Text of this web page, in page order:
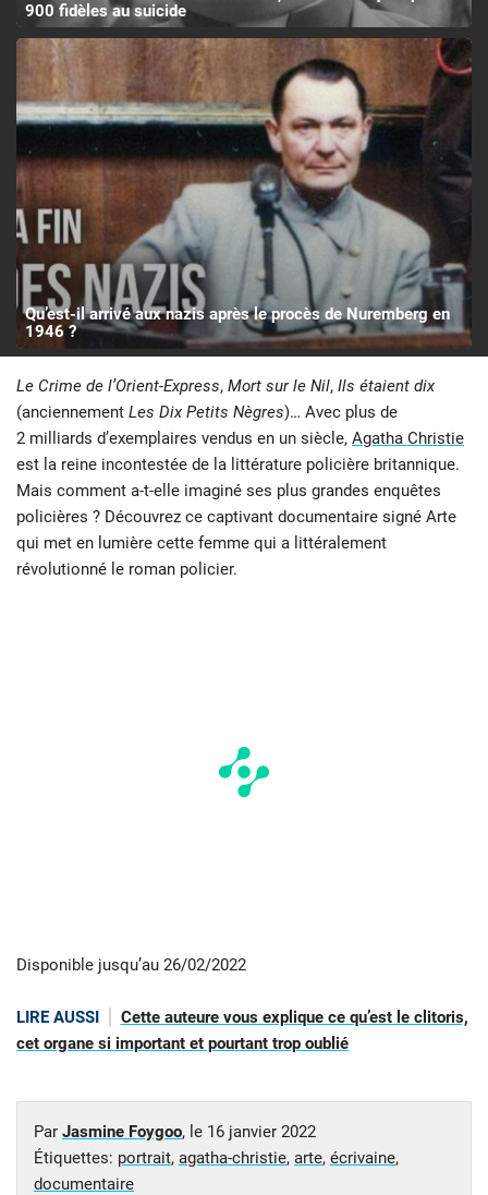
900 fidèles au suicide
Qu’est-il arrivé aux nazis après le procès de Nuremberg en
1946 ?
Le Crime de l’Orient-Express, Mort sur le Nil, Ils étaient dix
(anciennement Les Dix Petits Nègres)… Avec plus de
2 milliards d’exemplaires vendus en un siècle, Agatha Christie
est la reine incontestée de la littérature policière britannique.
Mais comment a-t-elle imaginé ses plus grandes enquêtes
policières ? Découvrez ce captivant documentaire signé Arte
qui met en lumière cette femme qui a littéralement
révolutionné le roman policier.
Disponible jusqu’au 26/02/2022
LIRE AUSSI
Cette auteure vous explique ce qu’est le clitoris,
cet organe si important et pourtant trop oublié
Par Jasmine Foygoo, le 16 janvier 2022
Étiquettes: portrait, agatha-christie, arte, écrivaine,
documentaire